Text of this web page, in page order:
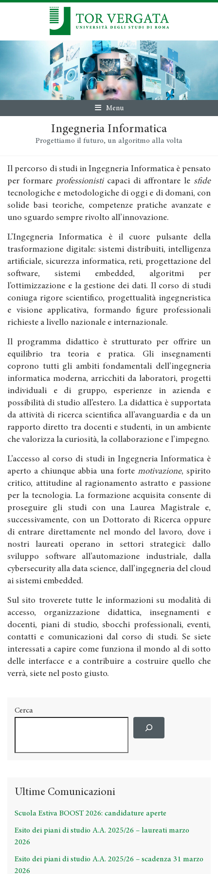
Menu
Ingegneria Informatica
Progettiamo il futuro, un algoritmo alla volta
Il percorso di studi in Ingegneria Informatica è pensato
per formare professionisticapaci di affrontare le sfide
tecnologiche e metodologiche di oggi e di domani, con
solide basi teoriche, competenze pratiche avanzate e
uno sguardo sempre rivolto all’innovazione.
L’Ingegneria Informatica è il cuore pulsante della
trasformazione digitale: sistemi distribuiti, intelligenza
artificiale, sicurezza informatica, reti, progettazione del
software, sistemi embedded, algoritmi per
l’ottimizzazione e la gestione dei dati. Il corso di studi
coniuga rigore scientifico, progettualità ingegneristica
e visione applicativa, formando figure professionali
richieste a livello nazionale e internazionale.
Il programma didattico è strutturato per offrire un
equilibrio tra teoria e pratica. Gli insegnamenti
coprono tutti gli ambiti fondamentali dell’ingegneria
informatica moderna, arricchiti da laboratori, progetti
individuali e di gruppo, esperienze in azienda e
possibilità di studio all’estero. La didattica è supportata
da attività di ricerca scientifica all’avanguardia e da un
rapporto diretto tra docenti e studenti, in un ambiente
che valorizza la curiosità, la collaborazione e l’impegno.
L’accesso al corso di studi in Ingegneria Informatica è
aperto a chiunque abbia una forte motivazione, spirito
critico, attitudine al ragionamento astratto e passione
per la tecnologia. La formazione acquisita consente di
proseguire gli studi con una Laurea Magistrale e,
successivamente, con un Dottorato di Ricerca oppure
di entrare direttamente nel mondo del lavoro, dove i
nostri laureati operano in settori strategici: dallo
sviluppo software all’automazione industriale, dalla
cybersecurity alla data science, dall’ingegneria del cloud
ai sistemi embedded.
Sul sito troverete tutte le informazioni su modalità di
accesso, organizzazione didattica, insegnamenti e
docenti, piani di studio, sbocchi professionali, eventi,
contatti e comunicazioni dal corso di studi. Se siete
interessati a capire come funziona il mondo al di sotto
delle interfacce e a contribuire a costruire quello che
verrà, siete nel posto giusto.
Cerca
Ultime Comunicazioni
Scuola Estiva BOOST 2026: candidature aperte
Esito dei piani di studio A.A. 2025/26 – laureati marzo
2026
Esito dei piani di studio A.A. 2025/26 – scadenza 31 marzo
2026